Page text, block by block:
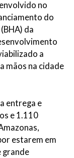
no
do
da
a
mãos na cidade
entrega e
e 1.110
estarem em
grande